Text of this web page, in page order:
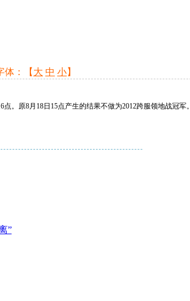
：【 大 中 小】
原8月18日15点产生的结果不做为2012跨服领地战冠军
”